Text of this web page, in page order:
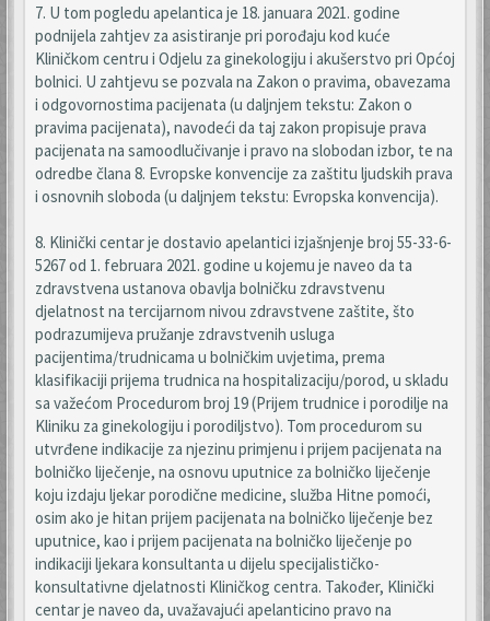
7. U tom pogledu apelantica je 18. januara 2021. godine
podnijela zahtjev za asistiranje pri porođaju kod kuće
Kliničkom centru i Odjelu za ginekologiju i akušerstvo pri Općoj
bolnici. U zahtjevu se pozvala na Zakon o pravima, obavezama
i odgovornostima pacijenata (u daljnjem tekstu: Zakon o
pravima pacijenata), navodeći da taj zakon propisuje prava
pacijenata na samoodlučivanje i pravo na slobodan izbor, te na
odredbe člana 8. Evropske konvencije za zaštitu ljudskih prava
i osnovnih sloboda (u daljnjem tekstu: Evropska konvencija).
8. Klinički centar je dostavio apelantici izjašnjenje broj 55-33-6-
5267 od 1. februara 2021. godine u kojemu je naveo da ta
zdravstvena ustanova obavlja bolničku zdravstvenu
djelatnost na tercijarnom nivou zdravstvene zaštite, što
podrazumijeva pružanje zdravstvenih usluga
pacijentima/trudnicama u bolničkim uvjetima, prema
klasifikaciji prijema trudnica na hospitalizaciju/porod, u skladu
sa važećom Procedurom broj 19 (Prijem trudnice i porodilje na
Kliniku za ginekologiju i porodiljstvo). Tom procedurom su
utvrđene indikacije za njezinu primjenu i prijem pacijenata na
bolničko liječenje, na osnovu uputnice za bolničko liječenje
koju izdaju ljekar porodične medicine, služba Hitne pomoći,
osim ako je hitan prijem pacijenata na bolničko liječenje bez
uputnice, kao i prijem pacijenata na bolničko liječenje po
indikaciji ljekara konsultanta u dijelu specijalističko-
konsultativne djelatnosti Kliničkog centra. Također, Klinički
centar je naveo da, uvažavajući apelanticino pravo na